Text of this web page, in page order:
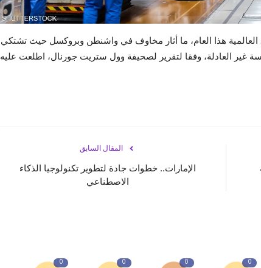
العالمية هذا العام، ما أثار مخاوف في واشنطن وبروكسل حيث تشتكي
غير العادلة، وفقا لتقرير لصحيفة وول ستريت جورنال، اطلعت عليه
المقال السابق
الإمارات.. خطوات جادة لتطوير تكنولوجيا الذكاء
الاصطناعي
0
0
0
0